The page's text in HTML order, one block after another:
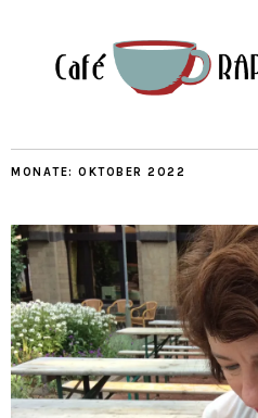
MONATE: OKTOBER 2022